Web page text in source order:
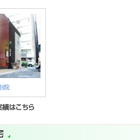
院